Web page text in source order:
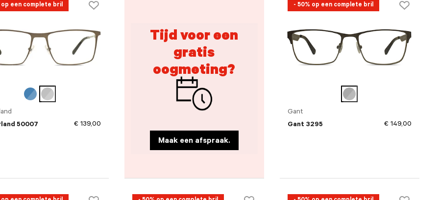
op een complete bril
50007
€ 139,00
Tijd voor een
gratis
oogmeting?
Maak een afspraak.
- 50% op een complete bril
Gant
Gant 3295
€ 149,00